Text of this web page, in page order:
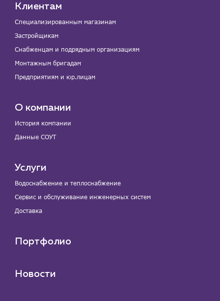
Клиентам
Специализированным магазинам
Застройщикам
Снабженцам и подрядным организациям
Монтажным бригадам
Предприятиям и юр.лицам
О компании
История компании
Данные СОУТ
Услуги
Водоснабжение и теплоснабжение
Сервис и обслуживание инженерных систем
Доставка
Портфолио
Новости